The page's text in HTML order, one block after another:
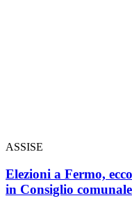
ASSISE
Elezioni a Fermo,
in Consiglio comunale